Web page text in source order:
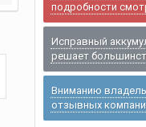
подробности
Исправный
решает
Вниманию
отзывных